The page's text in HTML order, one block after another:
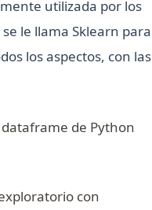
utilizada por los
le llama Sklearn para
los aspectos, con las
de Python
con